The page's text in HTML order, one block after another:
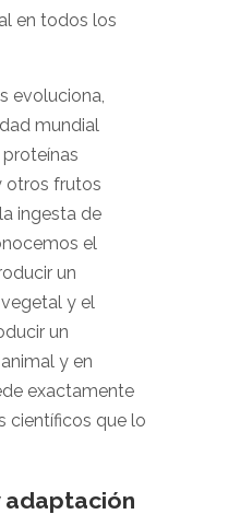
en todos los
evoluciona,
mundial
otros frutos
ingesta de
el
un
y el
un
y en
exactamente
científicos que lo
adaptación